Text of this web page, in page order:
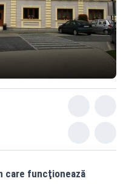
care funcţionează